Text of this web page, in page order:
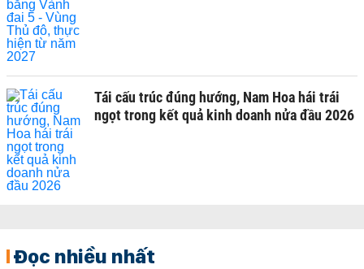
Tái cấu trúc đúng hướng, Nam Hoa hái trái
ngọt trong kết quả kinh doanh nửa đầu 2026
Đọc nhiều nhất